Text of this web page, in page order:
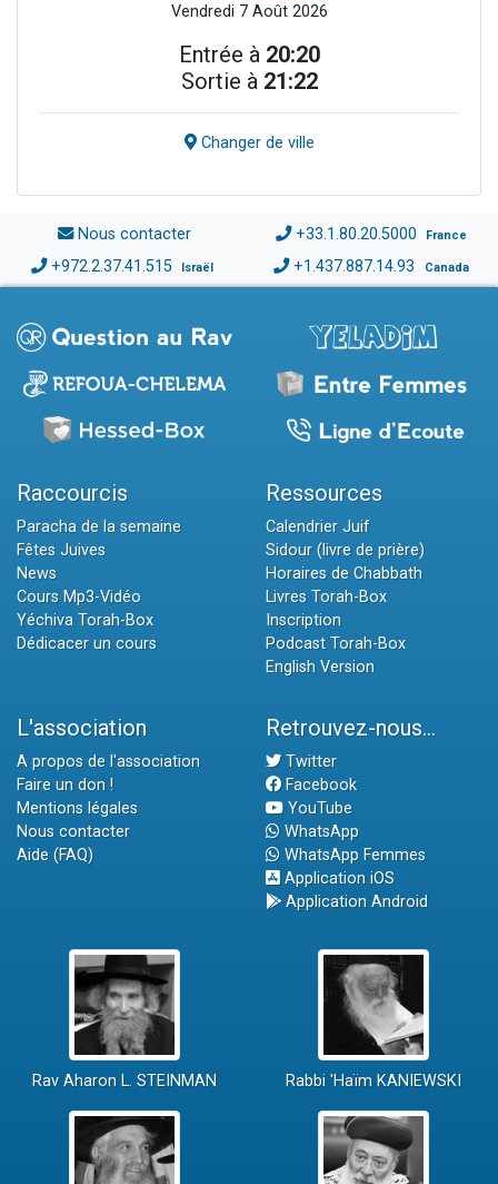
Vendredi 7 Août 2026
Entrée à 20:20
Sortie à 21:22
Changer de ville
Nous contacter +33.1.80.20.5000 France
+972.2.37.41.515 Israël +1.437.887.14.93 Canada
Raccourcis
Paracha de la semaine
Fêtes Juives
News
Cours Mp3-Vidéo
Yéchiva Torah-Box
Dédicacer un cours
Ressources
Calendrier Juif
Sidour (livre de prière)
Horaires de Chabbath
Livres Torah-Box
Inscription
Podcast Torah-Box
English Version
L'association
A propos de l'association
Faire un don !
Mentions légales
Nous contacter
Aide (FAQ)
Retrouvez-nous...
Twitter
Facebook
YouTube
WhatsApp
WhatsApp Femmes
Application iOS
Application Android
Rav Aharon L. STEINMAN Rabbi 'Haïm KANIEWSKI